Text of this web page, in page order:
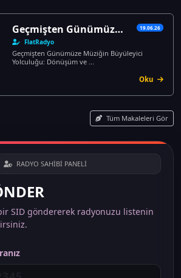
Geçmişten Günümüze Müziğin Büyüleyici Yolculuğu: Dönüşüm ve Evrim 19.06.26
FlatRadyo
Geçmişten Günümüze Müziğin Büyüleyici
Yolculuğu: Dönüşüm ve ...
Oku
Tüm Makaleleri Gör
RADYO SAHİBİ PANELİ
SID göndererek radyonuzu listenin